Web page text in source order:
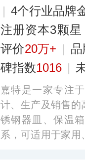
| 4个行业品牌
注册资本3颗星
评价20万+ |
碑指数1016 |
嘉特是一家专注
计、生产及销售的
锈钢器皿、保温
系，可适用于家